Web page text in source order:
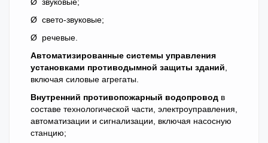
Ø свето-звуковые;
Ø речевые.
Автоматизированные системы управления
установками противодымной защиты зданий
включая силовые агрегаты.
Внутренний противопожарный водопровод в
составе технологической части, электроуправления,
автоматизации и сигнализации, включая насосную
станцию;